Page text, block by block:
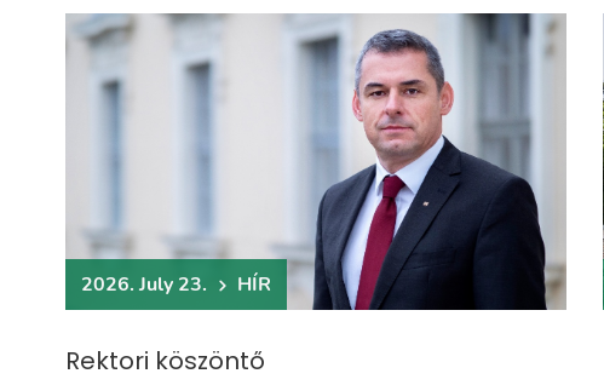
2026. July 23. HÍR
Rektori köszöntő